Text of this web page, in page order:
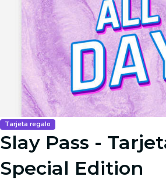
Tarjeta regalo
Slay Pass -
Special Edition